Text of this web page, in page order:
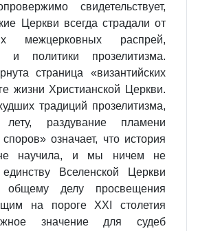
свидетельствует,
Церкви всегда страдали от
межцерковных распрей,
и политики прозелитизма.
страница «византийских
жизни Христианской Церкви.
традиций прозелитизма,
раздувание пламени
споров» означает, что история
научила, и мы ничем не
единству Вселенской Церкви
общему делу просвещения
на пороге XXI столетия
значение для судеб